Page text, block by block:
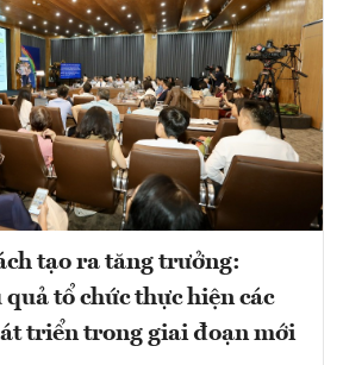
tạo ra tăng trưởng:
tổ chức thực hiện các
triển trong giai đoạn mới